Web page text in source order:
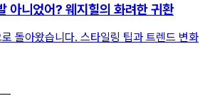
니었어? 웨지힐의 화려한 귀환
돌아왔습니다. 스타일링 팁과 트렌드 변화